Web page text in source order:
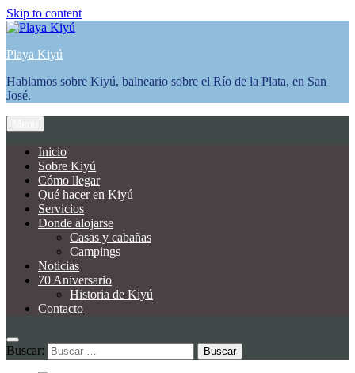
Skip to content
Playa Kiyú
Hablamos sobre Kiyú, balneario sobre el Río de la Plata, en San
José.
Inicio
Sobre Kiyú
Cómo llegar
Qué hacer en Kiyú
Servicios
Donde alojarse
Casas y cabañas
Campings
Noticias
70 Aniversario
Historia de Kiyú
Contacto
Buscar: